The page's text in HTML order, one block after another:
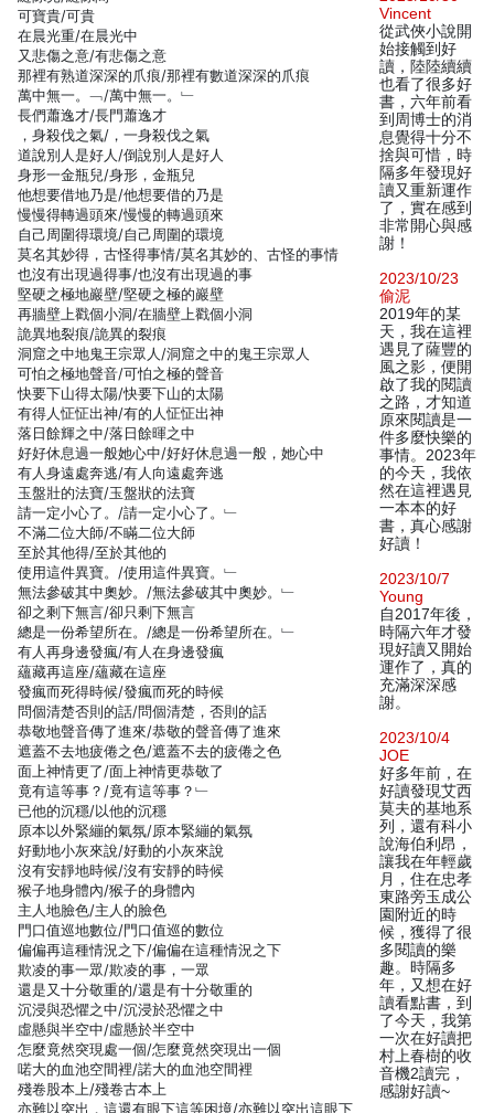
可寶貴/可貴
在晨光重/在晨光中
又悲傷之意/有悲傷之意
那裡有熟道深深的爪痕/那裡有數道深深的爪痕
萬中無一。﹁/萬中無一。﹂
長們蕭逸才/長門蕭逸才
，身殺伐之氣/，一身殺伐之氣
道說別人是好人/倒說別人是好人
身形一金瓶兒/身形，金瓶兒
他想要借地乃是/他想要借的乃是
慢慢得轉過頭來/慢慢的轉過頭來
自己周圍得環境/自己周圍的環境
莫名其妙得，古怪得事情/莫名其妙的、古怪的事情
也沒有出現過得事/也沒有出現過的事
堅硬之極地巖壁/堅硬之極的巖壁
再牆壁上戳個小洞/在牆壁上戳個小洞
詭異地裂痕/詭異的裂痕
洞窟之中地鬼王宗眾人/洞窟之中的鬼王宗眾人
可怕之極地聲音/可怕之極的聲音
快要下山得太陽/快要下山的太陽
有得人怔怔出神/有的人怔怔出神
落日餘輝之中/落日餘暉之中
好好休息過一般她心中/好好休息過一般，她心中
有人身遠處奔逃/有人向遠處奔逃
玉盤壯的法寶/玉盤狀的法寶
請一定小心了。/請一定小心了。﹂
不滿二位大師/不瞞二位大師
至於其他得/至於其他的
使用這件異寶。/使用這件異寶。﹂
無法參破其中奧妙。/無法參破其中奧妙。﹂
卻之剩下無言/卻只剩下無言
總是一份希望所在。/總是一份希望所在。﹂
有人再身邊發瘋/有人在身邊發瘋
蘊藏再這座/蘊藏在這座
發瘋而死得時候/發瘋而死的時候
問個清楚否則的話/問個清楚，否則的話
恭敬地聲音傳了進來/恭敬的聲音傳了進來
遮蓋不去地疲倦之色/遮蓋不去的疲倦之色
面上神情更了/面上神情更恭敬了
竟有這等事？/竟有這等事？﹂
已他的沉穩/以他的沉穩
原本以外緊繃的氣氛/原本緊繃的氣氛
好動地小灰來說/好動的小灰來說
沒有安靜地時候/沒有安靜的時候
猴子地身體內/猴子的身體內
主人地臉色/主人的臉色
門口值巡地數位/門口值巡的數位
偏偏再這種情況之下/偏偏在這種情況之下
欺凌的事一眾/欺凌的事，一眾
還是又十分敬重的/還是有十分敬重的
沉浸與恐懼之中/沉浸於恐懼之中
虛懸與半空中/虛懸於半空中
怎麼竟然突現處一個/怎麼竟然突現出一個
喏大的血池空間裡/諾大的血池空間裡
殘卷股本上/殘卷古本上
亦難以突出，這還有眼下這等困境/亦難以突出這眼下
Vincent
從武俠小說開
始接觸到好
讀，陸陸續續
也看了很多好
書，六年前看
到周博士的消
息覺得十分不
捨與可惜，時
隔多年發現好
讀又重新運作
了，實在感到
非常開心與感
謝！
2023/10/23
偷泥
2019年的某
天，我在這裡
遇見了薩豐的
風之影，便開
啟了我的閱讀
之路，才知道
原來閱讀是一
件多麼快樂的
事情。2023年
的今天，我依
然在這裡遇見
一本本的好
書，真心感謝
好讀！
2023/10/7
Young
自2017年後，
時隔六年才發
現好讀又開始
運作了，真的
充滿深深感
謝。
2023/10/4
JOE
好多年前，在
好讀發現艾西
莫夫的基地系
列，還有科小
說海伯利昂，
讓我在年輕歲
月，住在忠孝
東路旁玉成公
園附近的時
候，獲得了很
多閱讀的樂
趣。時隔多
年，又想在好
讀看點書，到
了今天，我第
一次在好讀把
村上春樹的收
音機2讀完，
感謝好讀~